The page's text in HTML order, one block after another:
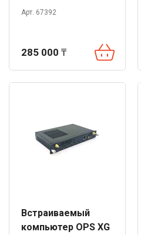
Арт. 67392
285 000 ₸
Встраиваемый
компьютер OPS XG